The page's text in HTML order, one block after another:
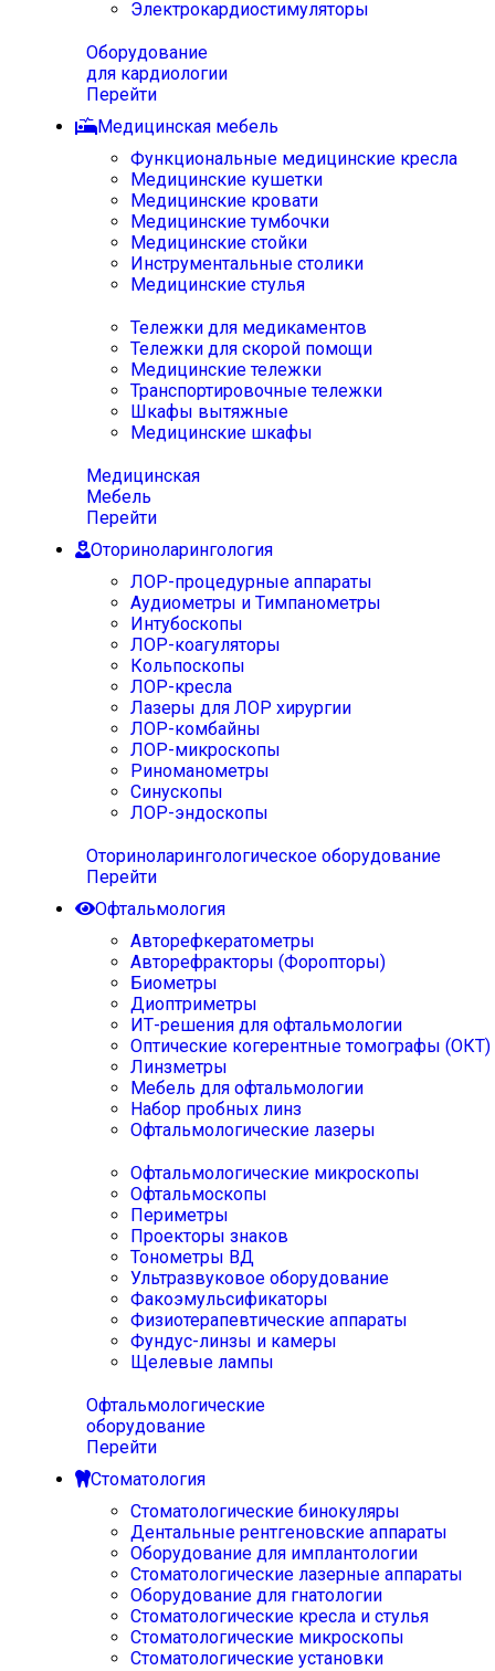
Электрокардиостимуляторы
Оборудование
для кардиологии
Перейти
Медицинская мебель
Функциональные медицинские кресла
Медицинские кушетки
Медицинские кровати
Медицинские тумбочки
Медицинские стойки
Инструментальные столики
Медицинские стулья
Тележки для медикаментов
Тележки для скорой помощи
Медицинские тележки
Транспортировочные тележки
Шкафы вытяжные
Медицинские шкафы
Медицинская
Мебель
Перейти
Оториноларингология
ЛОР-процедурные аппараты
Аудиометры и Тимпанометры
Интубоскопы
ЛОР-коагуляторы
Кольпоскопы
ЛОР-кресла
Лазеры для ЛОР хирургии
ЛОР-комбайны
ЛОР-микроскопы
Риноманометры
Синускопы
ЛОР-эндоскопы
Оториноларингологическое оборудование
Перейти
Офтальмология
Авторефкератометры
Авторефракторы (Форопторы)
Биометры
Диоптриметры
ИТ-решения для офтальмологии
Оптические когерентные томографы (ОКТ)
Линзметры
Мебель для офтальмологии
Набор пробных линз
Офтальмологические лазеры
Офтальмологические микроскопы
Офтальмоскопы
Периметры
Проекторы знаков
Тонометры ВД
Ультразвуковое оборудование
Факоэмульсификаторы
Физиотерапевтические аппараты
Фундус-линзы и камеры
Щелевые лампы
Офтальмологические
оборудование
Перейти
Стоматология
Стоматологические бинокуляры
Дентальные рентгеновские аппараты
Оборудование для имплантологии
Стоматологические лазерные аппараты
Оборудование для гнатологии
Стоматологические кресла и стулья
Стоматологические микроскопы
Стоматологические установки